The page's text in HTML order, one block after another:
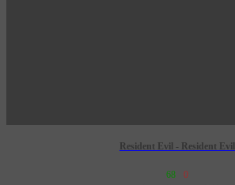
Resident Evil - Resident Evil
68 0